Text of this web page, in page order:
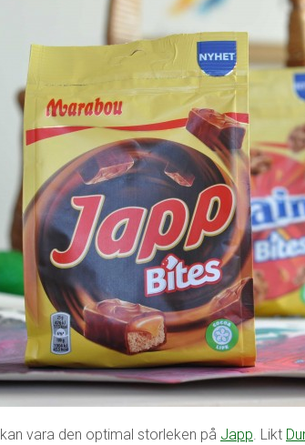
kan vara den optimal storleken på Japp. Likt